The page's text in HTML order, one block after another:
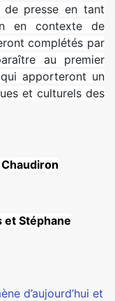
presse en tant
en contexte de
complétés par
au premier
apporteront un
et culturels des
et Stéphane
d’aujourd’hui et